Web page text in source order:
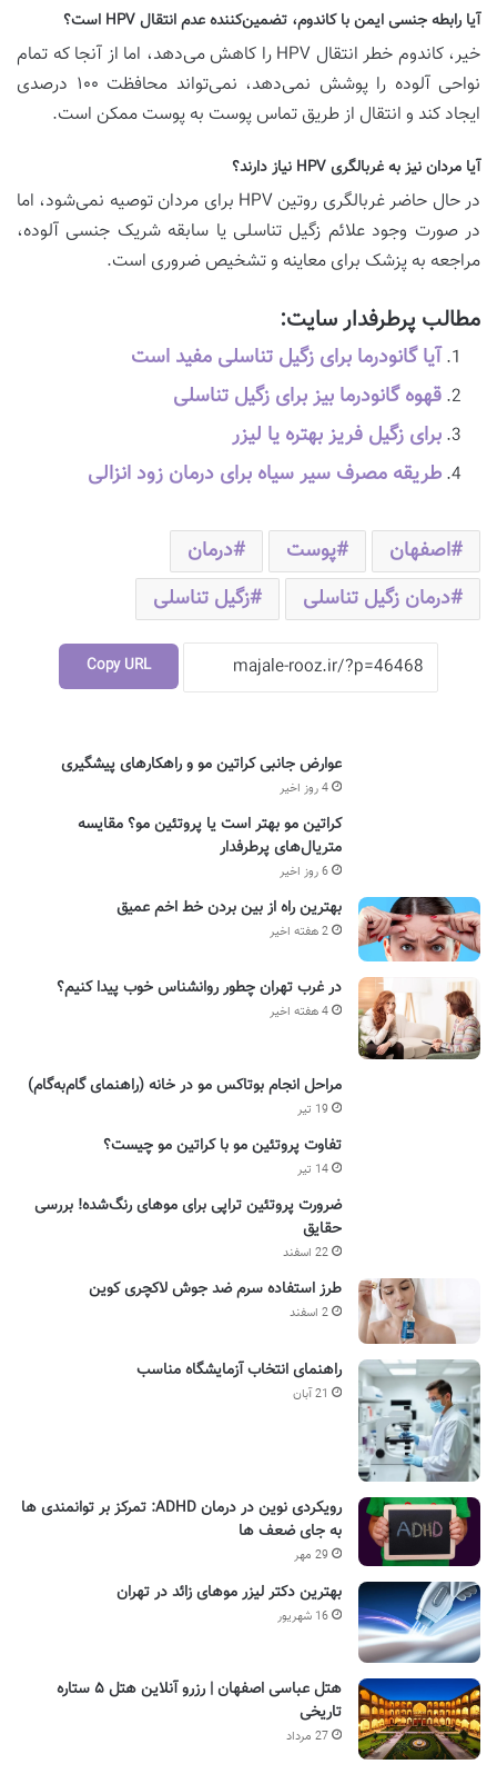
آیا رابطه جنسی ایمن با کاندوم، تضمین‌کننده عدم انتقال HPV است؟
خیر، کاندوم خطر انتقال HPV را کاهش می‌دهد، اما از آنجا که تمام
نواحی آلوده را پوشش نمی‌دهد، نمی‌تواند محافظت ۱۰۰ درصدی
ایجاد کند و انتقال از طریق تماس پوست به پوست ممکن است.
آیا مردان نیز به غربالگری HPV نیاز دارند؟
در حال حاضر غربالگری روتین HPV برای مردان توصیه نمی‌شود، اما
در صورت وجود علائم زگیل تناسلی یا سابقه شریک جنسی آلوده،
مراجعه به پزشک برای معاینه و تشخیص ضروری است.
مطالب پرطرفدار سایت:
آیا گانودرما برای زگیل تناسلی مفید است
قهوه گانودرما بیز برای زگیل تناسلی
برای زگیل فریز بهتره یا لیزر
طریقه مصرف سیر سیاه برای درمان زود انزالی
اصفهان پوست
درمان
درمان زگیل تناسلی
زگیل تناسلی
Copy URL
عوارض جانبی کراتین مو و راهکارهای پیشگیری
4 روز اخیر
کراتین مو بهتر است یا پروتئین مو؟ مقایسه
متریال‌های پرطرفدار
6 روز اخیر
بهترین راه از بین بردن خط اخم عمیق
2 هفته اخیر
در غرب تهران چطور روانشناس خوب پیدا کنیم؟
4 هفته اخیر
مراحل انجام بوتاکس مو در خانه (راهنمای گام‌به‌گام)
19 تیر
تفاوت پروتئین مو با کراتین مو چیست؟
14 تیر
ضرورت پروتئین تراپی برای موهای رنگ‌شده! بررسی
حقایق
22 اسفند
طرز استفاده سرم ضد جوش لاکچری کوین
2 اسفند
راهنمای انتخاب آزمایشگاه مناسب
21 آبان
رویکردی نوین در درمان ADHD: تمرکز بر توانمندی ها
به جای ضعف ها
29 مهر
بهترین دکتر لیزر موهای زائد در تهران
16 شهریور
هتل عباسی اصفهان | رزرو آنلاین هتل ۵ ستاره
تاریخی
27 مرداد